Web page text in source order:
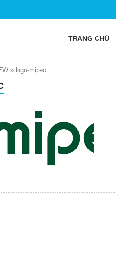
TRANG CHỦ
» logo-mipec